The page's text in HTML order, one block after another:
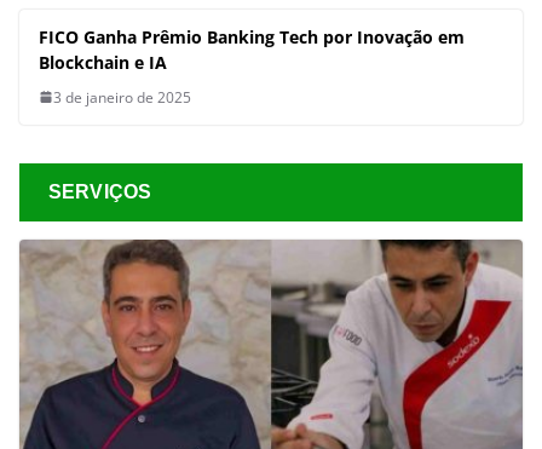
FICO Ganha Prêmio Banking Tech por Inovação em
Blockchain e IA
3 de janeiro de 2025
SERVIÇOS